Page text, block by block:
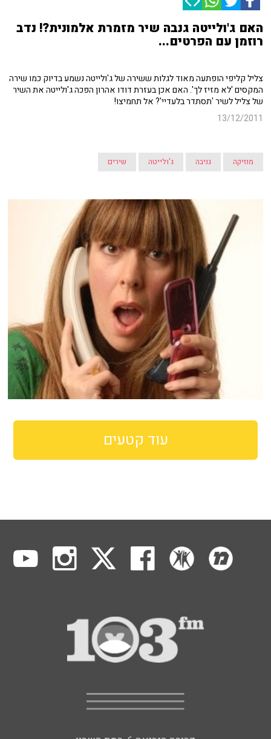
האם ג'ולייטה גנבה שיר מזמרת אלמונית?! נדב
רוזמן עם הפרטים...
צליל קליפי הופתעה מאוד לגלות ששירה של ג'ולייטה נשמע בדיוק כמו שירה
המקסים 'לא מזיז לך'. האם אכן בעזרת דודו אהרון הפכה ג'ולייטה את השיר
של צליל לשיר 'תסתדר בלעדיי'? אל תחמיצו!
13/12/2011
מוזיקה גניבה ג'ולייטה שירים
עוד קטעים